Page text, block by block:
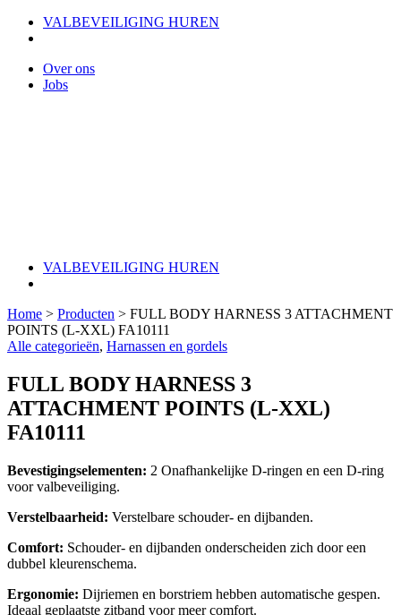
VALBEVEILIGING HUREN
Over ons
Jobs
VALBEVEILIGING HUREN
Home > Producten > FULL BODY HARNESS 3 ATTACHMENT
POINTS (L-XXL) FA10111
Alle categorieën, Harnassen en gordels
FULL BODY HARNESS 3
ATTACHMENT POINTS (L-XXL)
FA10111
Bevestigingselementen: 2 Onafhankelijke D-ringen en een D-ring
voor valbeveiliging.
Verstelbaarheid: Verstelbare schouder- en dijbanden.
Comfort: Schouder- en dijbanden onderscheiden zich door een
dubbel kleurenschema.
Ergonomie: Dijriemen en borstriem hebben automatische gespen.
Ideaal geplaatste zitband voor meer comfort.